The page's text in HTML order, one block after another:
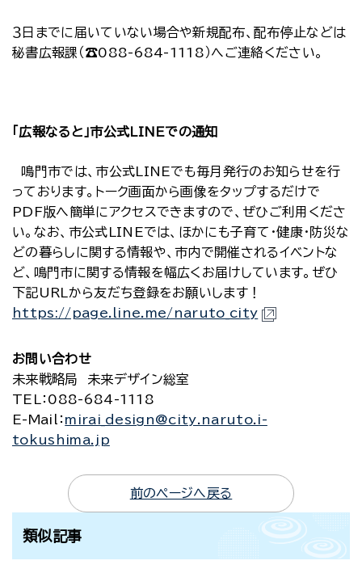
３日までに届いていない場合や新規配布、配布停止などは
秘書広報課（☎088-684-1118）へご連絡ください。
「広報なると」市公式LINEでの通知
鳴門市では、市公式LINEでも毎月発行のお知らせを行
っております。トーク画面から画像をタップするだけで
PDF版へ簡単にアクセスできますので、ぜひご利用くださ
い。なお、市公式LINEでは、ほかにも子育て・健康・防災な
どの暮らしに関する情報や、市内で開催されるイベントな
ど、鳴門市に関する情報を幅広くお届けしています。ぜひ
下記URLから友だち登録をお願いします！
https://page.line.me/naruto_city
お問い合わせ
未来戦略局 未来デザイン総室
TEL
：088-684-1118
E-Mail
： mirai_design@city.naruto.i-
tokushima.jp
前のページへ戻る
類似記事